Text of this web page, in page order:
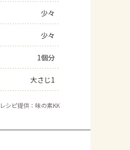
少々
少々
1個分
大さじ1
レシピ提供：味の素KK